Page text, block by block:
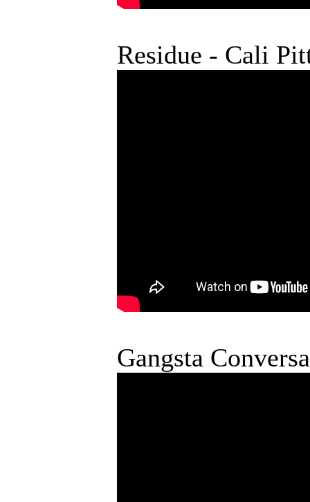
Residue - Cali
Gangsta